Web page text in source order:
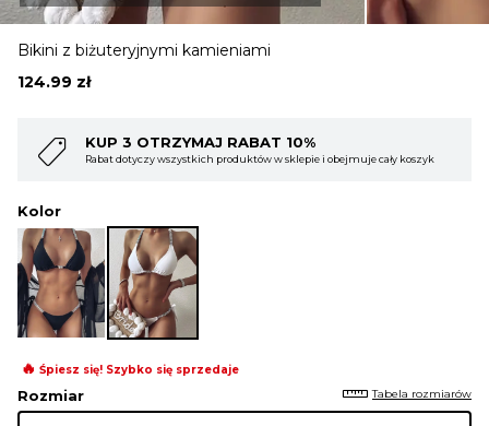
BIELIZNA
SWETRY
OKRYCIA WIERZCHNIE
Bikini z biżuteryjnymi kamieniami
124.99 zł
cały koszyk
KUP 4 OTRZYMAJ RABAT 15%
Rabat dotyczy wszystkich produktów w sklepie i obejmuje
Kolor
🔥 Śpiesz się! Szybko się sprzedaje
Rozmiar Tabela rozmiarów